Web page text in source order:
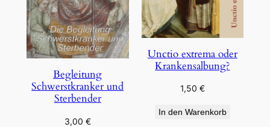
Begleitung
Schwerstkranker und
Sterbender
3,00 €
Unctio extrema oder
Krankensalbung?
1,50 €
In den Warenkorb